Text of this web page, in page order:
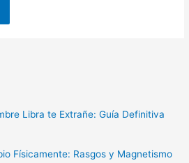
Libra te Extrañe: Guía Definitiva
Físicamente: Rasgos y Magnetismo